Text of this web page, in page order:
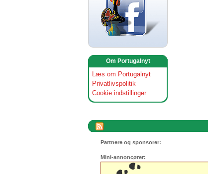
Om Portugalnyt
Læs om Portugalnyt
Privatlivspolitik
Cookie indstillinger
Partnere og sponsorer:
Mini-annoncører: